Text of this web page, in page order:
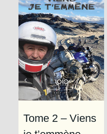
Tome 2 – Viens